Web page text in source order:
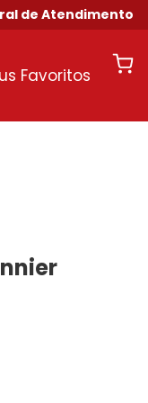
de Atendimento
Favoritos